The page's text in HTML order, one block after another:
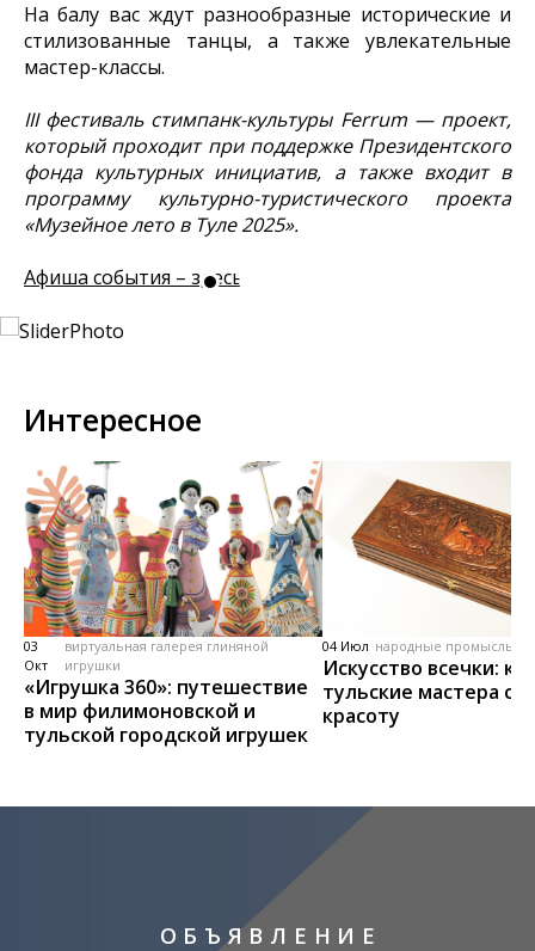
На балу вас ждут разнообразные исторические и
стилизованные танцы, а также увлекательные
мастер-классы.
III фестиваль стимпанк-культуры Ferrum — проект,
который проходит при поддержке Президентского
фонда культурных инициатив, а также входит в
программу культурно-туристического проекта
«Музейное лето в Туле 2025».
Афиша события – здесь.
Интересное
03
Окт
виртуальная галерея глиняной
игрушки
«Игрушка 360»: путешествие
в мир филимоновской и
тульской городской игрушек
04 Июл народные промыслы,
Искусство всечки: как
тульские мастера
красоту
О Б Ъ Я В Л Е Н И Е